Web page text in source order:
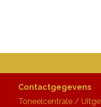
Contactgegevens
Toneelcentrale /